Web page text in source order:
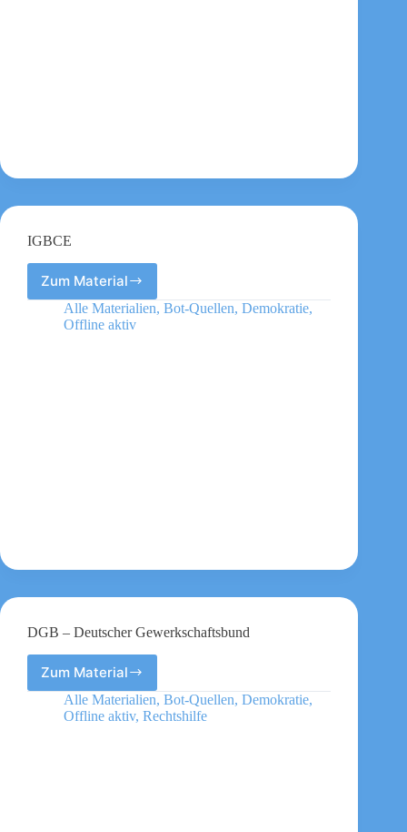
IGBCE
Zum Material
IGBCE
Alle Materialien, Bot-Quellen, Demokratie,
Offline aktiv
DGB – Deutscher Gewerkschaftsbund
Zum Material
DGB
–
Deutscher
Alle Materialien, Bot-Quellen, Demokratie,
Offline aktiv, Rechtshilfe